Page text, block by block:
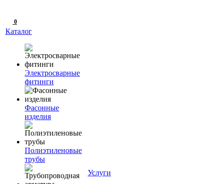
0
Каталог
Электросварные
фитинги
Фасонные
изделия
Полиэтиленовые
трубы
Услуги